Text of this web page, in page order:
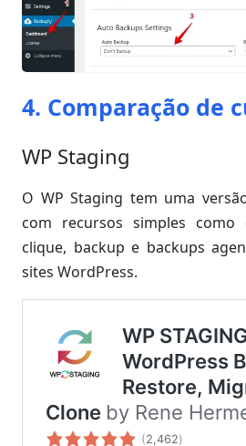
4. Comparação de
WP Staging
O WP Staging tem uma
com recursos simples como
clique, backup e backups
sites WordPress.